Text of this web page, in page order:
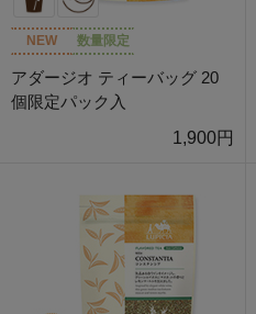
NEW 数量限定
アダージオ ティーバッグ 20
個限定パック入
1,900円